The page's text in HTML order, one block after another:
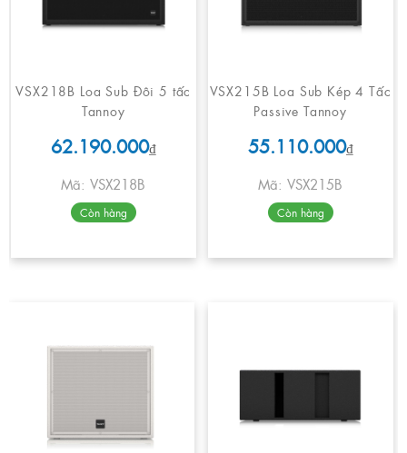
VSX218B Loa Sub Đôi 5 tấc
Tannoy
62.190.000₫
Mã: VSX218B
Còn hàng
VSX215B Loa Sub Kép 4 Tấc
Passive Tannoy
55.110.000₫
Mã: VSX215B
Còn hàng